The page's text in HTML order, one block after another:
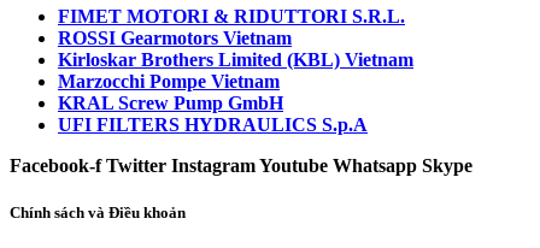
FIMET MOTORI & RIDUTTORI S.R.L.
ROSSI Gearmotors Vietnam
Kirloskar Brothers Limited (KBL) Vietnam
Marzocchi Pompe Vietnam
KRAL Screw Pump GmbH
UFI FILTERS HYDRAULICS S.p.A
Facebook-f Twitter InstagramYoutube Whatsapp Skype
Chính sách và Điều khoản